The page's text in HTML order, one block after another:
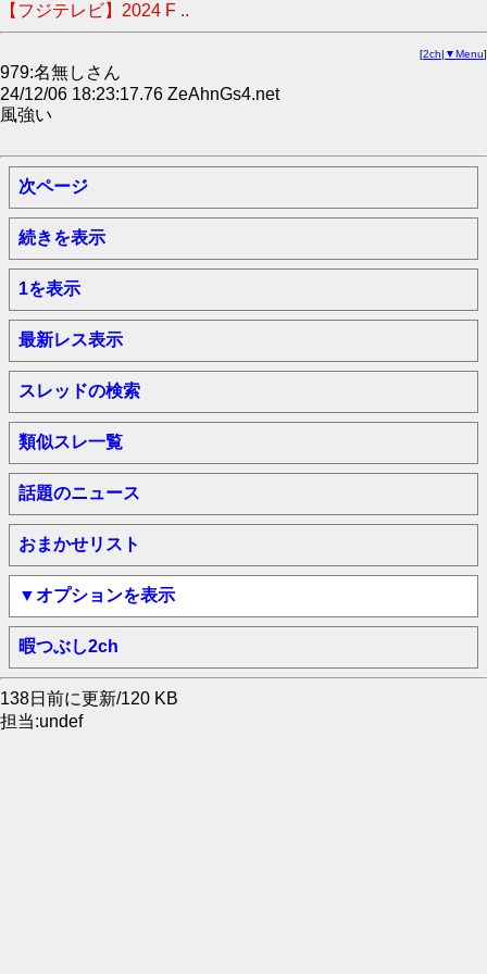
【フジテレビ】2024 F ..
[2ch| ▼Menu]
979:名無しさん
24/12/06 18:23:17.76 ZeAhnGs4.net
風強い
次ページ
続きを表示
1を表示
最新レス表示
スレッドの検索
類似スレ一覧
話題のニュース
おまかせリスト
▼オプションを表示
暇つぶし2ch
138日前に更新/120 KB
担当:undef